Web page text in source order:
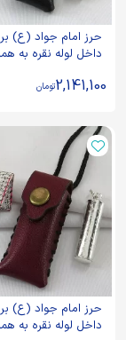
حرز امام جواد (ع)
داخل لوله نقره به
2,141,100تومان
حرز امام جواد (ع)
داخل لوله نقره به